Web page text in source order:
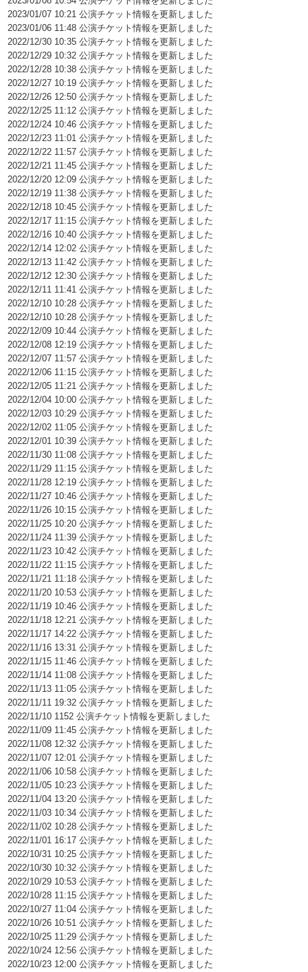
2023/01/07 10:21 公演チケット情報を更新しました
2023/01/06 11:48 公演チケット情報を更新しました
2022/12/30 10:35 公演チケット情報を更新しました
2022/12/29 10:32 公演チケット情報を更新しました
2022/12/28 10:38 公演チケット情報を更新しました
2022/12/27 10:19 公演チケット情報を更新しました
2022/12/26 12:50 公演チケット情報を更新しました
2022/12/25 11:12 公演チケット情報を更新しました
2022/12/24 10:46 公演チケット情報を更新しました
2022/12/23 11:01 公演チケット情報を更新しました
2022/12/22 11:57 公演チケット情報を更新しました
2022/12/21 11:45 公演チケット情報を更新しました
2022/12/20 12:09 公演チケット情報を更新しました
2022/12/19 11:38 公演チケット情報を更新しました
2022/12/18 10:45 公演チケット情報を更新しました
2022/12/17 11:15 公演チケット情報を更新しました
2022/12/16 10:40 公演チケット情報を更新しました
2022/12/14 12:02 公演チケット情報を更新しました
2022/12/13 11:42 公演チケット情報を更新しました
2022/12/12 12:30 公演チケット情報を更新しました
2022/12/11 11:41 公演チケット情報を更新しました
2022/12/10 10:28 公演チケット情報を更新しました
2022/12/10 10:28 公演チケット情報を更新しました
2022/12/09 10:44 公演チケット情報を更新しました
2022/12/08 12:19 公演チケット情報を更新しました
2022/12/07 11:57 公演チケット情報を更新しました
2022/12/06 11:15 公演チケット情報を更新しました
2022/12/05 11:21 公演チケット情報を更新しました
2022/12/04 10:00 公演チケット情報を更新しました
2022/12/03 10:29 公演チケット情報を更新しました
2022/12/02 11:05 公演チケット情報を更新しました
2022/12/01 10:39 公演チケット情報を更新しました
2022/11/30 11:08 公演チケット情報を更新しました
2022/11/29 11:15 公演チケット情報を更新しました
2022/11/28 12:19 公演チケット情報を更新しました
2022/11/27 10:46 公演チケット情報を更新しました
2022/11/26 10:15 公演チケット情報を更新しました
2022/11/25 10:20 公演チケット情報を更新しました
2022/11/24 11:39 公演チケット情報を更新しました
2022/11/23 10:42 公演チケット情報を更新しました
2022/11/22 11:15 公演チケット情報を更新しました
2022/11/21 11:18 公演チケット情報を更新しました
2022/11/20 10:53 公演チケット情報を更新しました
2022/11/19 10:46 公演チケット情報を更新しました
2022/11/18 12:21 公演チケット情報を更新しました
2022/11/17 14:22 公演チケット情報を更新しました
2022/11/16 13:31 公演チケット情報を更新しました
2022/11/15 11:46 公演チケット情報を更新しました
2022/11/14 11:08 公演チケット情報を更新しました
2022/11/13 11:05 公演チケット情報を更新しました
2022/11/11 19:32 公演チケット情報を更新しました
2022/11/10 1152 公演チケット情報を更新しました
2022/11/09 11:45 公演チケット情報を更新しました
2022/11/08 12:32 公演チケット情報を更新しました
2022/11/07 12:01 公演チケット情報を更新しました
2022/11/06 10:58 公演チケット情報を更新しました
2022/11/05 10:23 公演チケット情報を更新しました
2022/11/04 13:20 公演チケット情報を更新しました
2022/11/03 10:34 公演チケット情報を更新しました
2022/11/02 10:28 公演チケット情報を更新しました
2022/11/01 16:17 公演チケット情報を更新しました
2022/10/31 10:25 公演チケット情報を更新しました
2022/10/30 10:32 公演チケット情報を更新しました
2022/10/29 10:53 公演チケット情報を更新しました
2022/10/28 11:15 公演チケット情報を更新しました
2022/10/27 11:04 公演チケット情報を更新しました
2022/10/26 10:51 公演チケット情報を更新しました
2022/10/25 11:29 公演チケット情報を更新しました
2022/10/24 12:56 公演チケット情報を更新しました
2022/10/23 12:00 公演チケット情報を更新しました